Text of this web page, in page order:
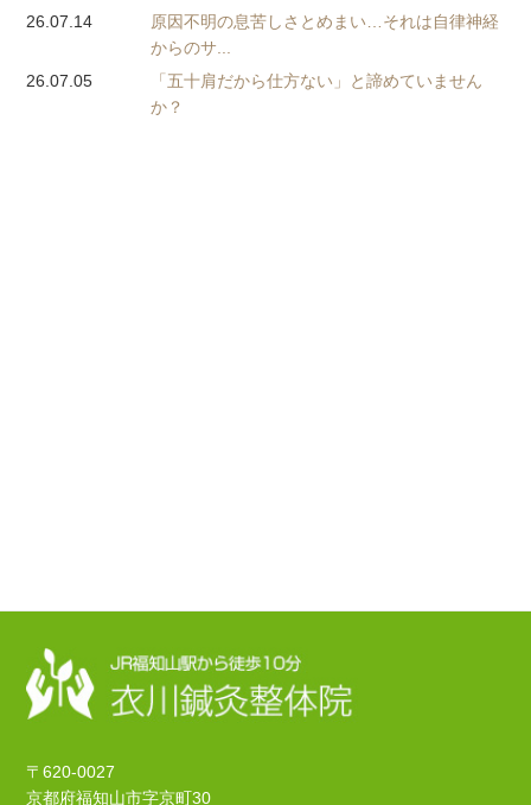
26.07.14
原因不明の息苦しさとめまい…それは自律神経
からのサ...
26.07.05
「五十肩だから仕方ない」と諦めていません
か？
〒620-0027
京都府福知山市字京町30